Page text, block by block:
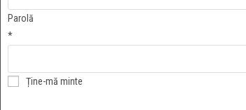
Parolă
*
Ține-mă minte